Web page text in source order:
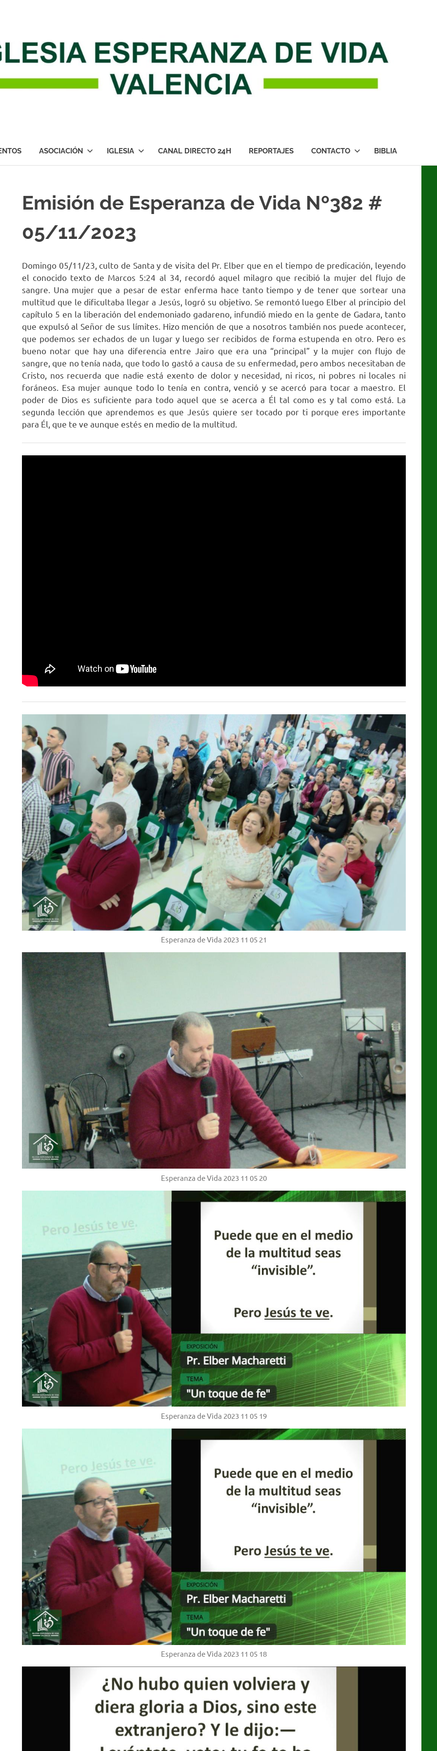
ASOCIACIÓN IGLESIA CANAL DIRECTO 24H REPORTAJES CONTACTO BIBLIA
Emisión de Esperanza de Vida Nº382 #
05/11/2023
Domingo 05/11/23, culto de Santa y de visita del Pr. Elber que en el tiempo de predicación, leyendo
el conocido texto de Marcos 5:24 al 34, recordó aquel milagro que recibió la mujer del flujo de
sangre. Una mujer que a pesar de estar enferma hace tanto tiempo y de tener que sortear una
multitud que le dificultaba llegar a Jesús, logró su objetivo. Se remontó luego Elber al principio del
capítulo 5 en la liberación del endemoniado gadareno, infundió miedo en la gente de Gadara, tanto
que expulsó al Señor de sus límites. Hizo mención de que a nosotros también nos puede acontecer,
que podemos ser echados de un lugar y luego ser recibidos de forma estupenda en otro. Pero es
bueno notar que hay una diferencia entre Jairo que era una “principal” y la mujer con flujo de
sangre, que no tenía nada, que todo lo gastó a causa de su enfermedad, pero ambos necesitaban de
Cristo, nos recuerda que nadie está exento de dolor y necesidad, ni ricos, ni pobres ni locales ni
foráneos. Esa mujer aunque todo lo tenía en contra, venció y se acercó para tocar a maestro. El
poder de Dios es suficiente para todo aquel que se acerca a Él tal como es y tal como está. La
segunda lección que aprendemos es que Jesús quiere ser tocado por ti porque eres importante
para Él, que te ve aunque estés en medio de la multitud.
Esperanza de Vida 2023 11 05 21
Esperanza de Vida 2023 11 05 20
Esperanza de Vida 2023 11 05 19
Esperanza de Vida 2023 11 05 18